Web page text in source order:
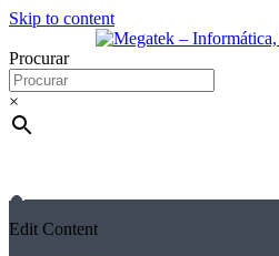
Skip to content
Procurar
×
Edit Content